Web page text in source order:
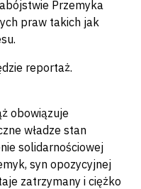
Przemyka
praw takich jak
reportaż.
obowiązuje
władze stan
solidarnościowej
syn opozycyjnej
zatrzymany i ciężko